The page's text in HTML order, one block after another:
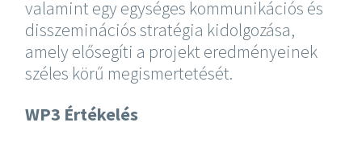
valamint egy egységes kommunikációs és
disszeminációs stratégia kidolgozása,
amely elősegíti a projekt eredményeinek
széles körű megismertetését.
WP3 Értékelés